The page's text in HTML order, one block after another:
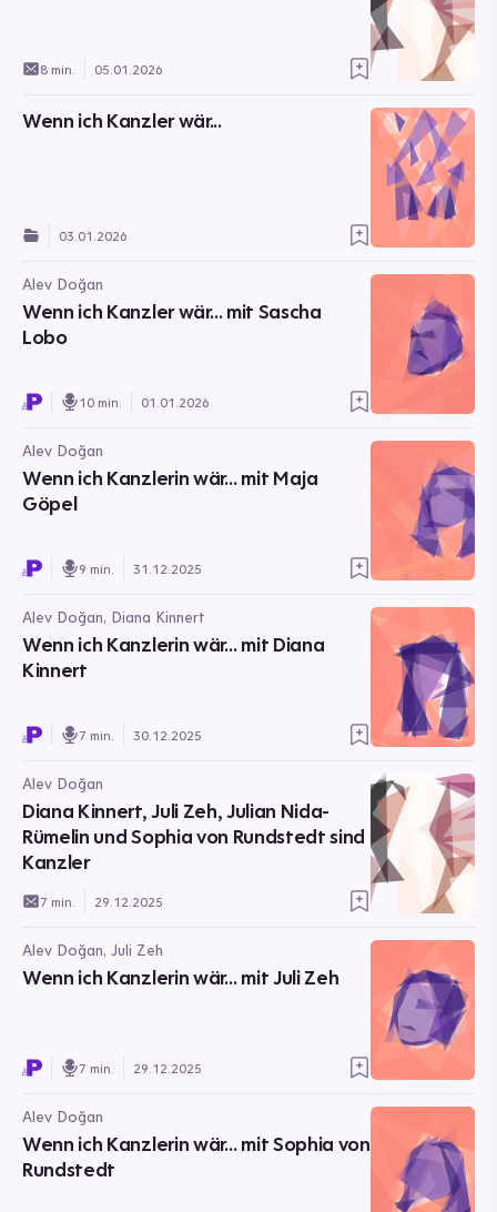
8 min. 05.01.2026
Wenn ich Kanzler wär...
03.01.2026
Alev Doğan
Wenn ich Kanzler wär… mit Sascha
Lobo
10 min. 01.01.2026
Alev Doğan
Wenn ich Kanzlerin wär… mit Maja
Göpel
9 min. 31.12.2025
Alev Doğan, Diana Kinnert
Wenn ich Kanzlerin wär… mit Diana
Kinnert
7 min. 30.12.2025
Alev Doğan
Diana Kinnert, Juli Zeh, Julian Nida-
Rümelin und Sophia von Rundstedt sind
Kanzler
7 min. 29.12.2025
Alev Doğan, Juli Zeh
Wenn ich Kanzlerin wär… mit Juli Zeh
7 min. 29.12.2025
Alev Doğan
Wenn ich Kanzlerin wär… mit Sophia von
Rundstedt